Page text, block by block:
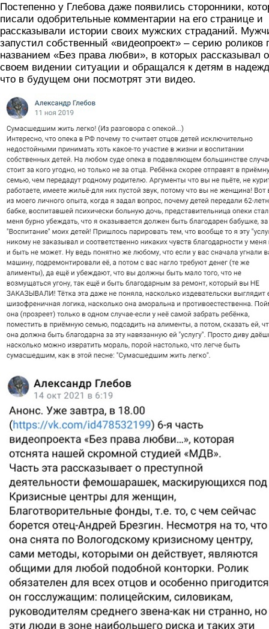
Постепенно у Глебова даже появились сторонники,
писали одобрительные комментарии на его странице и
рассказывали истории своих мужских страданий.
запустил собственный «видеопроект» – серию роликов
названием «Без права любви», в которых рассказывал о
своем видении ситуации и обращался к детям в
что в будущем они посмотрят эти видео.
skrin.jpg
skrin2.jpg